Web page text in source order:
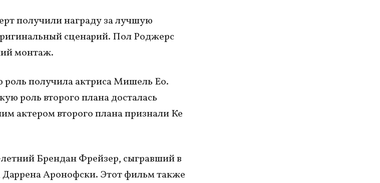
получили награду за лучшую
сценарий. Пол Роджерс
монтаж.
получила актрисаМишель Ео.
роль второго плана досталась
актером второго плана признали Ке
Брендан Фрейзер, сыгравший в
Аронофски. Этот фильм также